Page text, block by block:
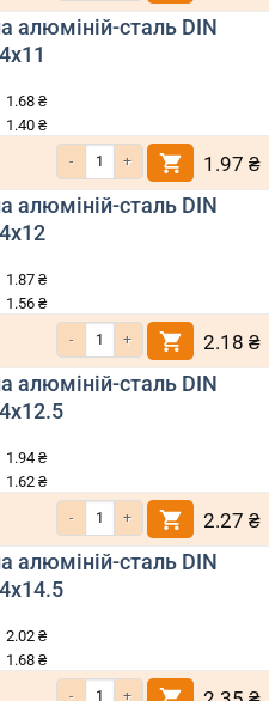
алюміній-сталь DIN
1.68 ₴
1.40 ₴
Кількість Заклепка відривна
1.97 ₴
алюміній-сталь DIN
1.87 ₴
1.56 ₴
Кількість Заклепка відривна
2.18 ₴
алюміній-сталь DIN
1.94 ₴
1.62 ₴
Кількість Заклепка відривна
2.27 ₴
алюміній-сталь DIN
2.02 ₴
1.68 ₴
Кількість Заклепка відривна